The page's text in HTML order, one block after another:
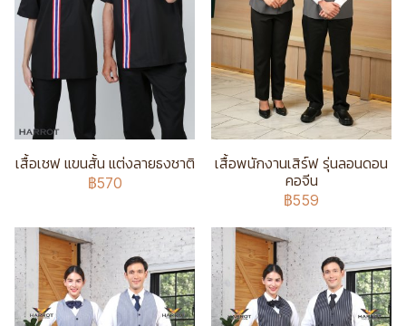
เสื้อเชฟ แขนสั้น แต่งลายธงชาติ
฿570
เสื้อพนักงานเสิร์ฟ รุ่นลอนดอน
คอจีน
฿559